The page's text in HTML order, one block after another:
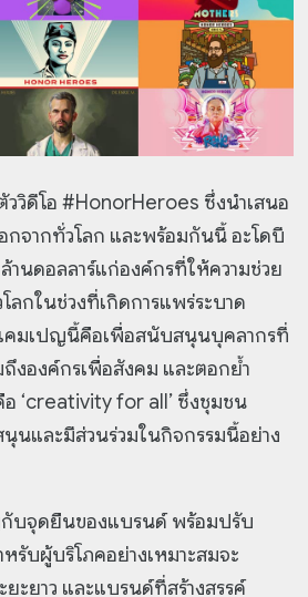
ววิดีโอ #HonorHeroes ซึ่งนำเสนอ
กจากทั่วโลก และพร้อมกันนี้ อะโดบี
านดอลลาร์แก่องค์กรที่ให้ความช่วย
ลกในช่วงที่เกิดการแพร่ระบาด
คมเปญนี้คือเพื่อสนับสนุนบุคลากรที่
งองค์กรเพื่อสังคม และตอกย้ำ
‘creativity for all’ ซึ่งชุมชน
นและมีส่วนร่วมในกิจกรรมนี้อย่าง
บจุดยืนของแบรนด์ พร้อมปรับ
รับผู้บริโภคอย่างเหมาะสมจะ
ยะยาว และแบรนด์ที่สร้างสรรค์